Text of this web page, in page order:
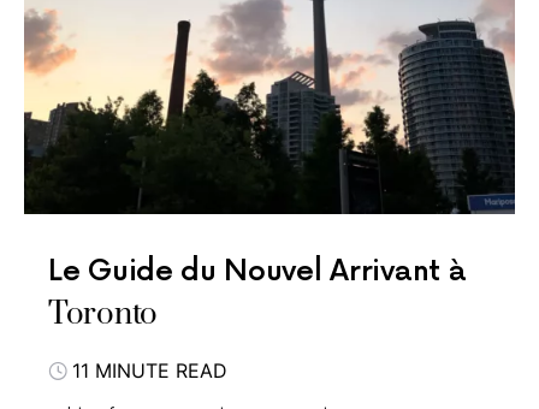
Le Guide du Nouvel Arrivant à
Toronto
11 MINUTE READ